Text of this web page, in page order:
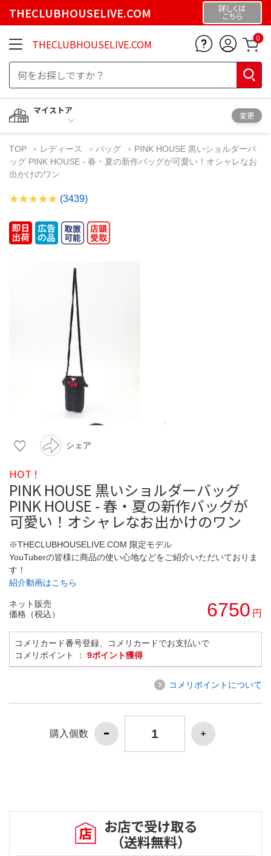
THECLUBHOUSELIVE.COM 詳しくは
こちら
THECLUBHOUSELIVE.COM 0
マイストア
変更
TOP レディース バッグ
PINK HOUSE 黒いショルダーバ
ッグ PINK HOUSE - 春・夏の新作バッグが可愛い！オシャレなお
出かけのワン
(3439)
シェア
HOT !
PINK HOUSE 黒いショルダーバッグ
PINK HOUSE - 春・夏の新作バッグが
可愛い！オシャレなお出かけのワン
※THECLUBHOUSELIVE.COM 限定モデル
YouTuberの皆様に商品の使い心地などをご紹介いただいておりま
す！
紹介動画はこちら
ネット販売
価格（税込）
6750 円
コメリカード番号登録、コメリカードでお支払いで
コメリポイント ： 9ポイント獲得
コメリポイントについて
購入個数
お店で受け取る
（送料無料）